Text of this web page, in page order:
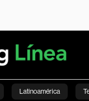
Latinoamérica